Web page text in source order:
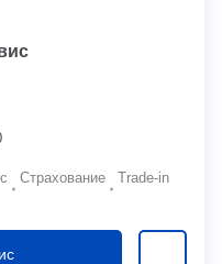
Страхование Trade-in